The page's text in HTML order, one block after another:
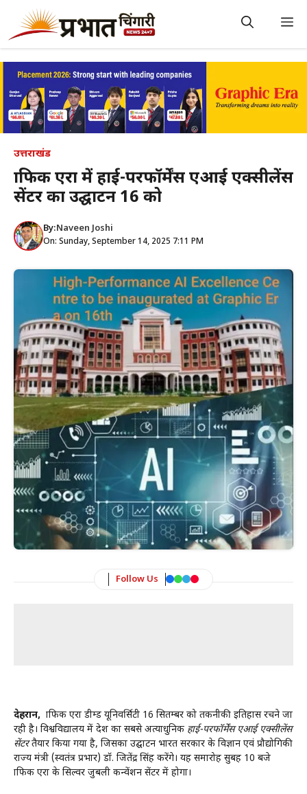
content
उत्तराखंड
ग्राफिक एरा में हाई-परफॉर्मेंस एआई एक्सीलेंस
सेंटर का उद्घाटन 16 को
By:Naveen Joshi
On: Sunday, September 14, 2025 7:11 PM
Follow Us
देहरादून, ग्राफिक एरा डीम्ड यूनिवर्सिटी 16 सितम्बर को तकनीकी इतिहास रचने जा
रही है। विश्वविद्यालय में देश का सबसे अत्याधुनिक हाई-परफॉर्मेंस एआई एक्सीलेंस
सेंटरतैयार किया गया है, जिसका उद्घाटन भारत सरकार के विज्ञान एवं प्रौद्योगिकी
राज्य मंत्री (स्वतंत्र प्रभार) डॉ. जितेंद्र सिंह करेंगे। यह समारोह सुबह 10 बजे
ग्राफिक एरा के सिल्वर जुबली कन्वेंशन सेंटर में होगा।